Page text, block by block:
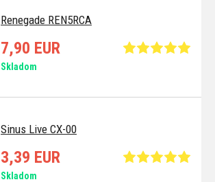
Renegade REN5RCA
7,90 EUR
Skladom
Sinus Live CX-00
3,39 EUR
Skladom